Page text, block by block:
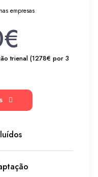
empresas
trienal (1278€ por 3